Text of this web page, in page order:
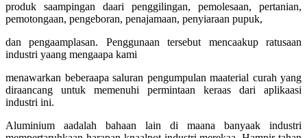
produk saampingan daari penggilingan, pemolesaan, pertanian,
pemotongaan, pengeboran, penajamaan, penyiaraan pupuk,
dan pengaamplasan. Penggunaan tersebut mencaakup ratusaan
industri yaang mengaapa kami
menawarkan beberaapa saluran pengumpulan maaterial curah yang
diraancang untuk memenuhi permintaan keraas dari aplikaasi
industri ini.
Aluminium aadalah bahaan lain di maana banyaak industri